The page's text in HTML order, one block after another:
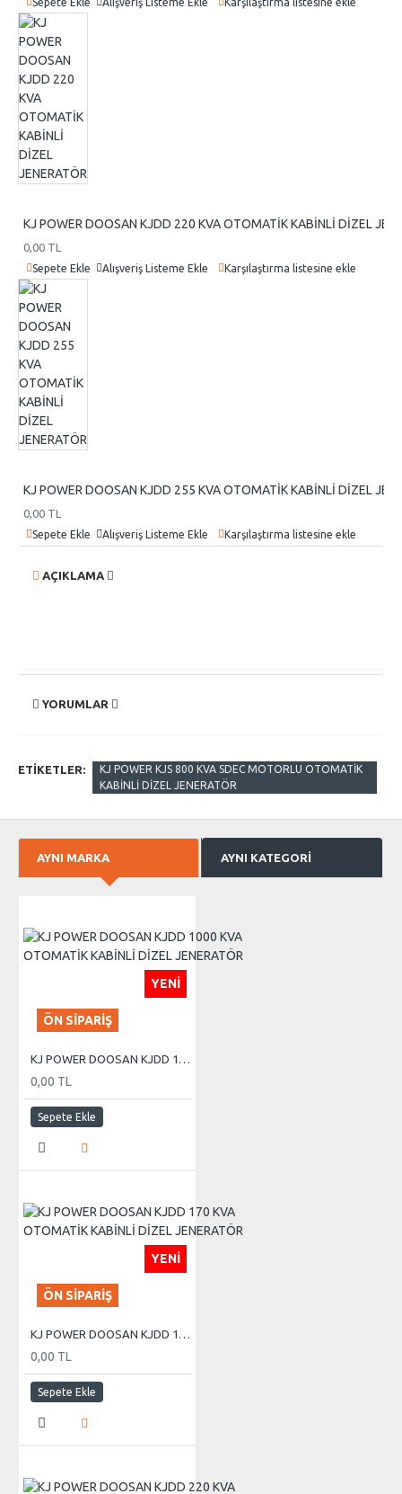
KJ POWER DOOSAN KJDD 220 KVA OTOMATİK KABİNLİ DİZEL
0,00 TL
Sepete Ekle Alışveriş Listeme Ekle Karşılaştırma listesine ekle
KJ POWER DOOSAN KJDD 255 KVA OTOMATİK KABİNLİ DİZEL
0,00 TL
Sepete Ekle Alışveriş Listeme Ekle Karşılaştırma listesine ekle
AÇIKLAMA
YORUMLAR
ETIKETLER:
KJ POWER KJS 800 KVA SDEC MOTORLU OTOMATİK
KABİNLİ DİZEL JENERATÖR
AYNI MARKA AYNI KATEGORI
YENI
ÖN SIPARIŞ
KJ POWER DOOSAN KJDD 1000 KVA OTOMATİK KABİNLİ DİZEL JENERATÖR
0,00 TL
Sepete Ekle
YENI
ÖN SIPARIŞ
KJ POWER DOOSAN KJDD 170 KVA OTOMATİK KABİNLİ DİZEL JENERATÖR
0,00 TL
Sepete Ekle